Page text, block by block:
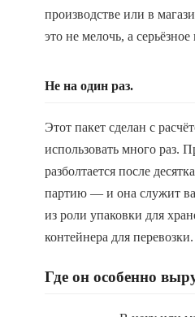
производстве или в
это не мелочь, а серьёзное
Не на один раз.
Этот пакет сделан с
использовать много раз.
разболтается после
партию — и она служит
из роли упаковки для
контейнера для перевозки.
Где он особенно